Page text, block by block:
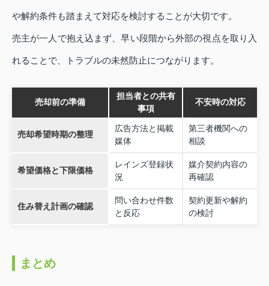
や解約条件も踏まえて対応を検討することが大切です。
売主が一人で抱え込まず、早い段階から外部の視点を取り入
れることで、トラブルの未然防止につながります。
売却前の準備
担当者との共有
事項
不安時の対応
売却希望時期の整理
広告方法と掲載
媒体
第三者機関への
相談
希望価格と下限価格
レインズ登録状
況
媒介契約内容の
再確認
住み替え計画の確認
問い合わせ件数
と反応
契約更新や解約
の検討
まとめ